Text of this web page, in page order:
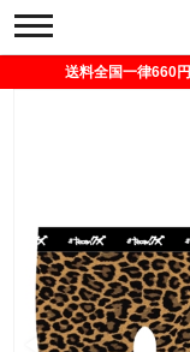
toggle
navigation
送料全国一律660円